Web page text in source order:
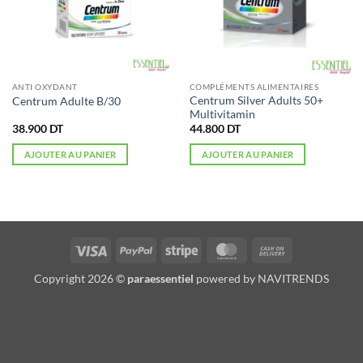
ANTI OXYDANT
Centrum Adulte B/30
38.900 DT
AJOUTER AU PANIER
COMPLÉMENTS ALIMENTAIRES
Centrum Silver Adults 50+
Multivitamin
44.800 DT
AJOUTER AU PANIER
Visa PayPal Stripe MasterCard
Delivery
Copyright 2026 © paraessentiel powered by NAVITRENDS